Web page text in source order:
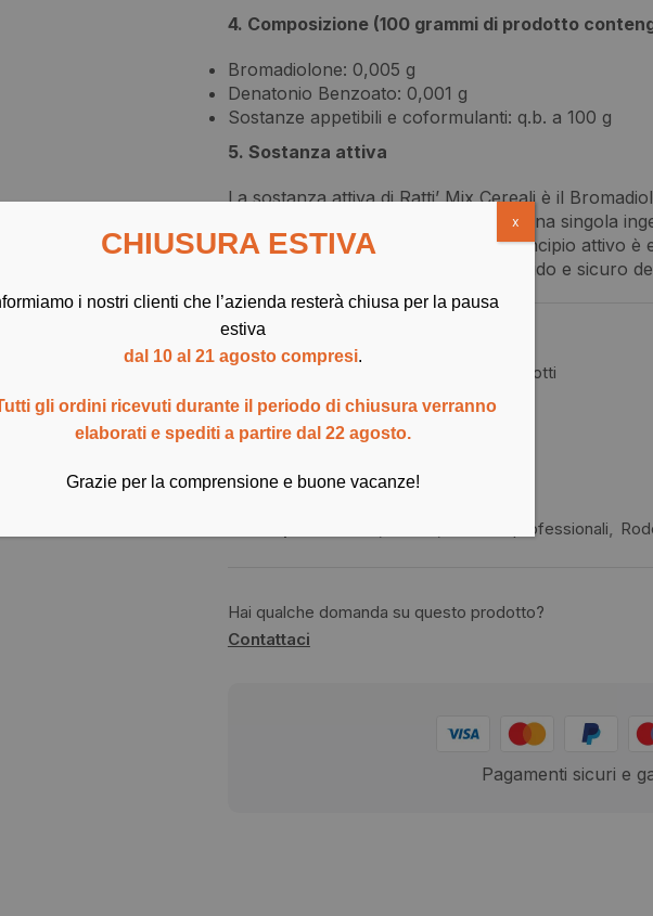
4. Composizione (100 grammi di prodotto
Bromadiolone: 0,005 g
Denatonio Benzoato: 0,001 g
Sostanze appetibili e coformulanti: q.b. a 100 g
5. Sostanza attiva
La sostanza attiva di Ratti’ Mix Cereali è il
provoca la morte del roditore dopo una singola
coagulazione del sangue. Questo principio attivo è
roditori, garantendo un controllo rapido e sicuro
! Esaurito
Spedizione sempre gratuita su tutti i prodotti
Prodotti professionali,
Hai qualche domanda su questo prodotto?
Contattaci
Pagamenti sicuri e
CHIUSURA ESTIVA
i nostri clienti che l’azienda resterà chiusa per la pausa
estiva
dal 10 al 21 agosto compresi.
gli ordini ricevuti durante il periodo di chiusura verranno
elaborati e spediti a partire dal 22 agosto.
Grazie per la comprensione e buone vacanze!
x